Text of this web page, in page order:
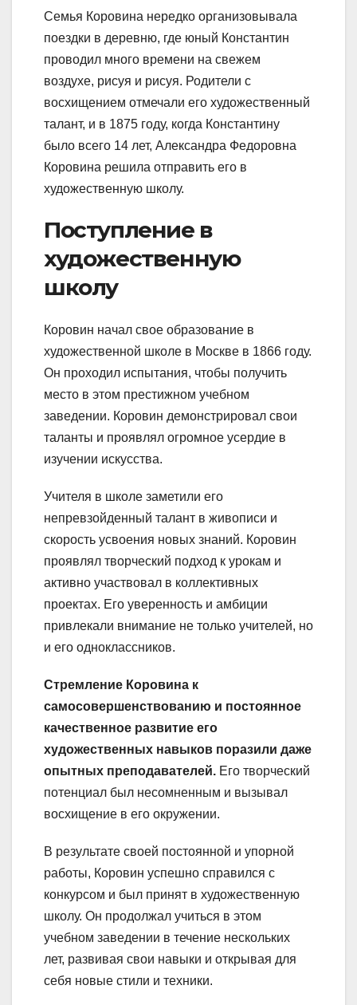
Семья Коровина нередко организовывала
поездки в деревню, где юный Константин
проводил много времени на свежем
воздухе, рисуя и рисуя. Родители с
восхищением отмечали его художественный
талант, и в 1875 году, когда Константину
было всего 14 лет, Александра Федоровна
Коровина решила отправить его в
художественную школу.
Поступление в
художественную
школу
Коровин начал свое образование в
художественной школе в Москве в 1866 году.
Он проходил испытания, чтобы получить
место в этом престижном учебном
заведении. Коровин демонстрировал свои
таланты и проявлял огромное усердие в
изучении искусства.
Учителя в школе заметили его
непревзойденный талант в живописи и
скорость усвоения новых знаний. Коровин
проявлял творческий подход к урокам и
активно участвовал в коллективных
проектах. Его уверенность и амбиции
привлекали внимание не только учителей, но
и его одноклассников.
Стремление Коровина к
самосовершенствованию и постоянное
качественное развитие его
художественных навыков поразили даже
опытных преподавателей. Его творческий
потенциал был несомненным и вызывал
восхищение в его окружении.
В результате своей постоянной и упорной
работы, Коровин успешно справился с
конкурсом и был принят в художественную
школу. Он продолжал учиться в этом
учебном заведении в течение нескольких
лет, развивая свои навыки и открывая для
себя новые стили и техники.